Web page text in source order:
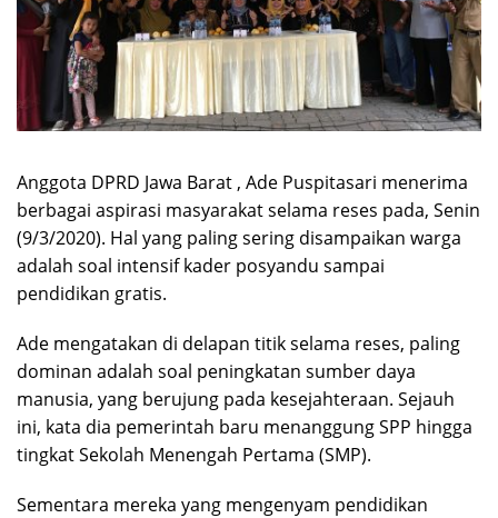
Anggota DPRD Jawa Barat , Ade Puspitasari menerima
berbagai aspirasi masyarakat selama reses pada, Senin
(9/3/2020). Hal yang paling sering disampaikan warga
adalah soal intensif kader posyandu sampai
pendidikan gratis.
Ade mengatakan di delapan titik selama reses, paling
dominan adalah soal peningkatan sumber daya
manusia, yang berujung pada kesejahteraan. Sejauh
ini, kata dia pemerintah baru menanggung SPP hingga
tingkat Sekolah Menengah Pertama (SMP).
Sementara mereka yang mengenyam pendidikan